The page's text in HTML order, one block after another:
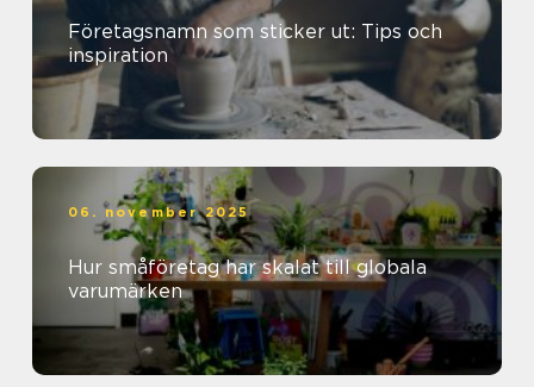
Företagsnamn som sticker ut: Tips och
inspiration
06. november 2025
Hur småföretag har skalat till globala
varumärken